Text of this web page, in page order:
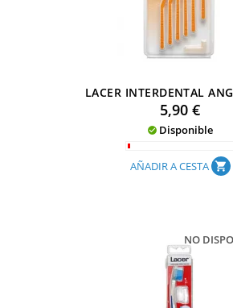
LACER INTERDENTAL
Precio
5,90 €
 Disponible
AÑADIR A CESTA shopping_cart
NO